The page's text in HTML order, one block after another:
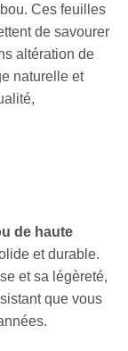
Ces feuilles
de savourer
altération de
naturelle et
de haute
et durable.
et sa légèreté,
que vous